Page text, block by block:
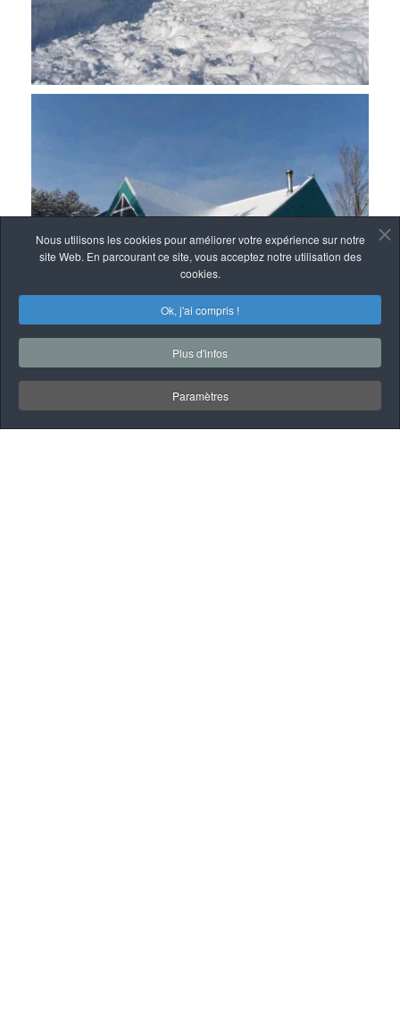
Nous utilisons les cookies pour améliorer votre expérience sur notre
site Web. En parcourant ce site, vous acceptez notre utilisation des
cookies.
Ok, j'ai compris !
Plus d'infos
Paramètres